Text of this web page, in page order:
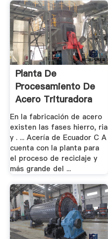
Planta De
Procesamiento De
Acero Trituradora
De .
En la fabricación de acero
existen las fases hierro, ria
y . ... Acería de Ecuador C A
cuenta con la planta para
el proceso de reciclaje y
más grande del ...